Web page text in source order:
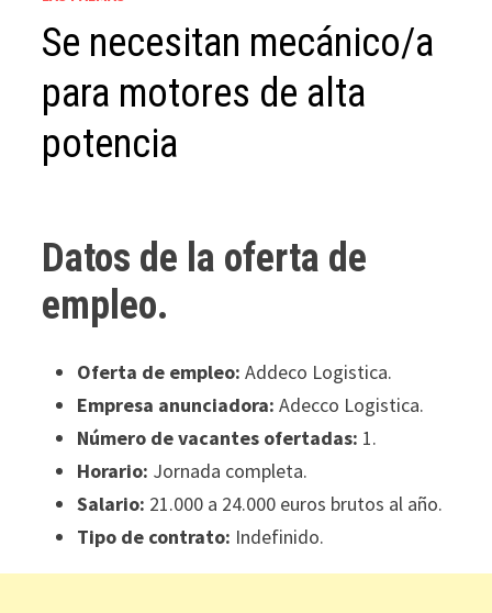
Se necesitan mecánico/a
para motores de alta
potencia
Datos de la oferta de
empleo.
Oferta de empleo: Addeco Logistica.
Empresa anunciadora: Adecco Logistica.
Número de vacantes ofertadas: 1.
Horario: Jornada completa.
Salario: 21.000 a 24.000 euros brutos al año.
Tipo de contrato: Indefinido.